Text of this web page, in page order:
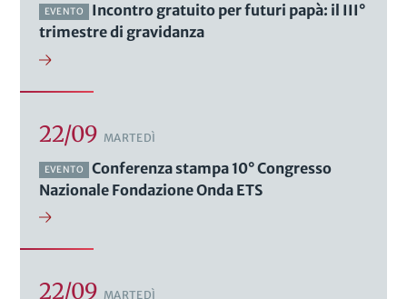
EVENTO
Incontro gratuito per futuri papà: il III°
trimestre di gravidanza
22/09 MARTEDÌ
EVENTO
Conferenza stampa 10° Congresso
Nazionale Fondazione Onda ETS
22/09 MARTEDÌ